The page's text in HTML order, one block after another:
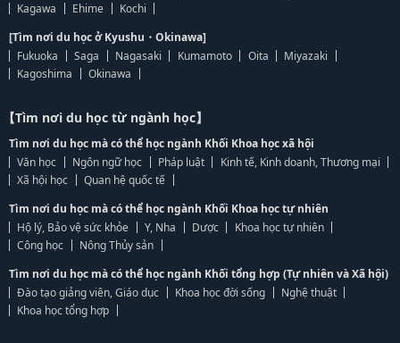
Kagawa
Ehime
Kochi
[Tìm nơi du học ở Kyushu・Okinawa]
Fukuoka
Saga Nagasaki Kumamoto Oita
Miyazaki
Kagoshima
Okinawa
【Tìm nơi du học từ ngành học】
Tìm nơi du học mà có thể học ngành Khối Khoa học xã hội
Văn học
Ngôn ngữ học Pháp luật
Kinh tế, Kinh doanh, Thương mại
Xã hội học
Quan hệ quốc tế
Tìm nơi du học mà có thể học ngành Khối Khoa học tự nhiên
Hộ lý, Bảo vệ sức khỏe
Y, Nha Dược
Khoa học tự nhiên
Công học
Nông Thủy sản
Tìm nơi du học mà có thể học ngành Khối tổng hợp (Tự nhiên và Xã hội)
Đào tạo giảng viên, Giáo dục
Khoa học đời sống
Nghệ thuật
Khoa học tổng hợp